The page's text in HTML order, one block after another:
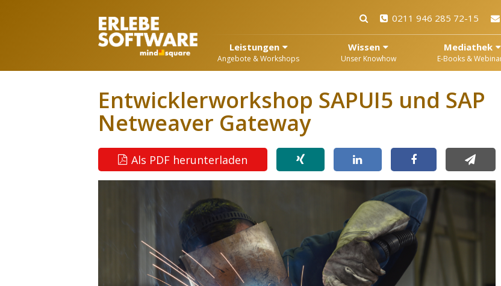
0211 946 285 72-15
Leistungen
Angebote & Workshops
Wissen
Unser Knowhow
Mediathek
E-Books &
Entwicklerworkshop SAPUI5 und SAP
Netweaver Gateway
Als PDF herunterladen